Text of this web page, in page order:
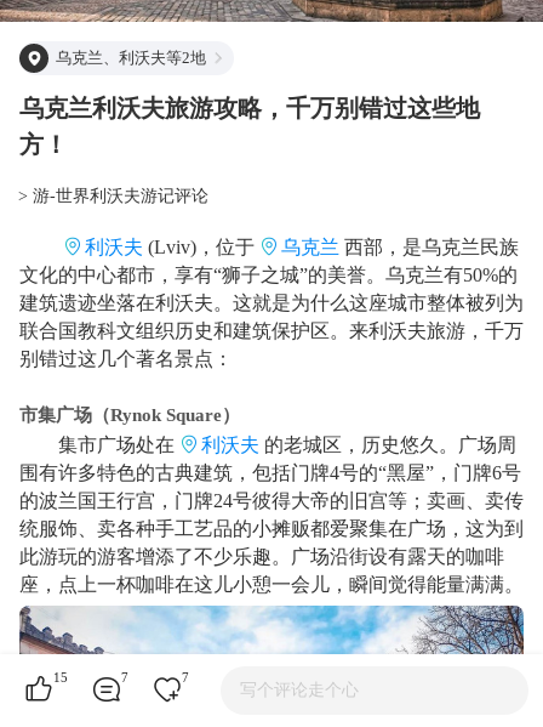
乌克兰、利沃夫等2地
乌克兰利沃夫旅游攻略，千万别错过这些地
方！
> 游-世界利沃夫游记评论
利沃夫 (Lviv)，位于 乌克兰 西部，是乌克兰民族
文化的中心都市，享有“狮子之城”的美誉。乌克兰有50%的
建筑遗迹坐落在利沃夫。这就是为什么这座城市整体被列为
联合国教科文组织历史和建筑保护区。来利沃夫旅游，千万
别错过这几个著名景点：
市集广场（Rynok Square）
集市广场处在 利沃夫 的老城区，历史悠久。广场周
围有许多特色的古典建筑，包括门牌4号的“黑屋”，门牌6号
的波兰国王行宫，门牌24号彼得大帝的旧宫等；卖画、卖传
统服饰、卖各种手工艺品的小摊贩都爱聚集在广场，这为到
此游玩的游客增添了不少乐趣。广场沿街设有露天的咖啡
座，点上一杯咖啡在这儿小憩一会儿，瞬间觉得能量满满。
15 7 7
写个评论走个心